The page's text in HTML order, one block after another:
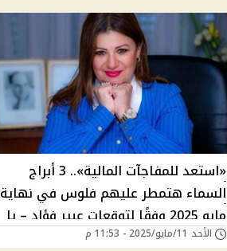
«استعد للمفاجآت المالية».. 3 أبراج
السماء هتمطر عليهم فلوس في نهاية
مايو 2025 وفقًا لتوقعات عبير فؤاد – يا
ترى برجك منهم؟
الأحد 11/مايو/2025 - 11:53 م